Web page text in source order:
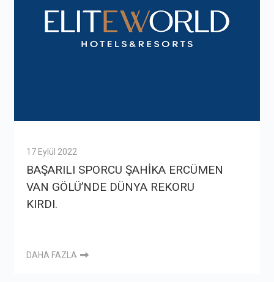
17 Eylül 2022
BAŞARILI SPORCU ŞAHİKA ERCÜMEN
VAN GÖLÜ’NDE DÜNYA REKORU
KIRDI.
DAHA FAZLA